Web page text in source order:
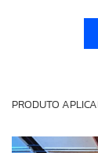
PRODUTO